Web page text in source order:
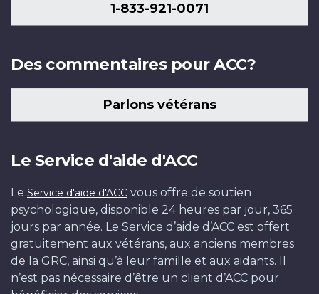
1-833-921-0071
Des commentaires pour ACC?
Parlons vétérans
Le Service d'aide d'ACC
Le Service d'aide d'ACC vous offre de soutien
psychologique, disponible 24 heures par jour, 365
jours par année. Le Service d’aide d’ACC est offert
gratuitement aux vétérans, aux anciens membres
de la GRC, ainsi qu’à leur famille et aux aidants. Il
n’est pas nécessaire d’être un client d’ACC pour